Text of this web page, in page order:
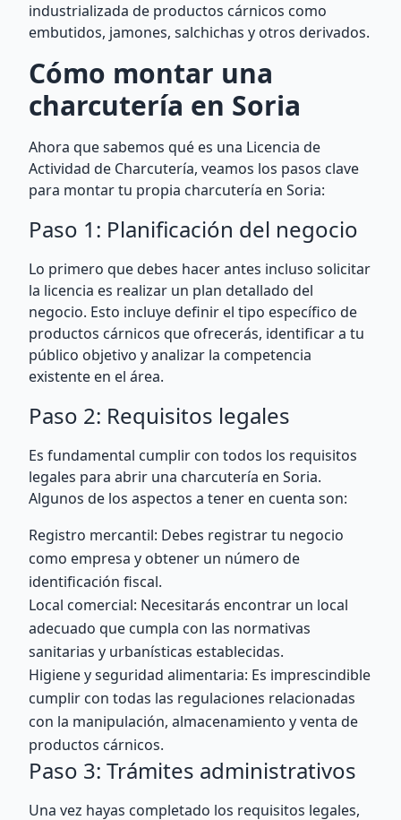
industrializada de productos cárnicos como
embutidos, jamones, salchichas y otros derivados.
Cómo montar una
charcutería en Soria
Ahora que sabemos qué es una Licencia de
Actividad de Charcutería, veamos los pasos clave
para montar tu propia charcutería en Soria:
Paso 1: Planificación del negocio
Lo primero que debes hacer antes incluso solicitar
la licencia es realizar un plan detallado del
negocio. Esto incluye definir el tipo específico de
productos cárnicos que ofrecerás, identificar a tu
público objetivo y analizar la competencia
existente en el área.
Paso 2: Requisitos legales
Es fundamental cumplir con todos los requisitos
legales para abrir una charcutería en Soria.
Algunos de los aspectos a tener en cuenta son:
Registro mercantil: Debes registrar tu negocio
como empresa y obtener un número de
identificación fiscal.
Local comercial: Necesitarás encontrar un local
adecuado que cumpla con las normativas
sanitarias y urbanísticas establecidas.
Higiene y seguridad alimentaria: Es imprescindible
cumplir con todas las regulaciones relacionadas
con la manipulación, almacenamiento y venta de
productos cárnicos.
Paso 3: Trámites administrativos
Una vez hayas completado los requisitos legales,